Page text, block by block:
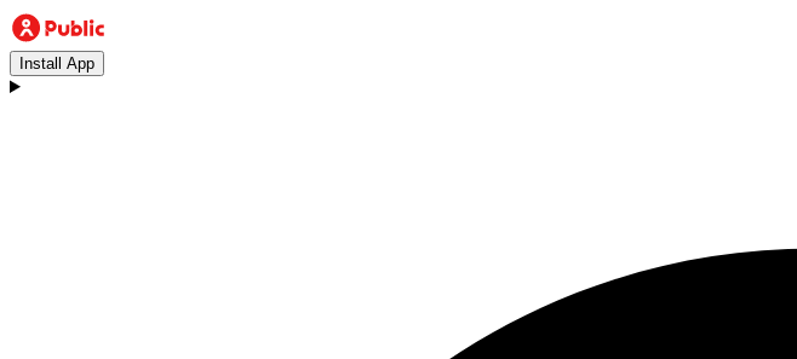
Install App